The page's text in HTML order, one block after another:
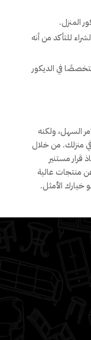
المنزل.
للتأكد من أنه
في الديكور
السهل، ولكنه
منزلك. من خلال
قرار مستنير
منتجات عالية
خيارك الأمثل.